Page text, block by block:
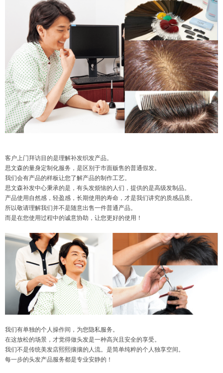
客户上门拜访目的是理解补发织发产品。
思文森的量身定制化服务，是区别于市面贩售的普通假发。
我们会有产品的样板让您了解产品的制作工艺。
思文森补发中心秉承的是，有头发烦恼的人们，提供的是高级发制品。
产品使用自然感，轻盈感，长期使用的寿命，才是我们讲究的质感品质。
所以敬请理解我们并不是随意出售一件普通产品。
而是在您使用过程中的诚意协助，让您更好的使用！
我们有单独的个人操作间，为您隐私服务。
在这放松的场景，才觉得做头发是一种高兴且安全的享受。
我们不是传统美发店熙熙攘攘的人流。是简单纯粹的个人独享空间。
每一步的头发产品服务都是专业安静的！